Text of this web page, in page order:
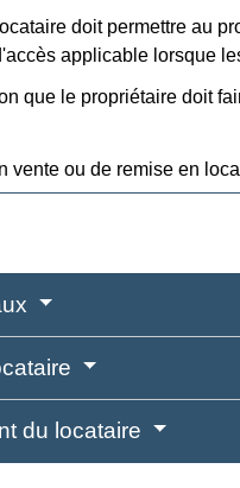
doit permettre au
applicable lorsque
que le propriétaire doit
vente ou de remise en
du locataire